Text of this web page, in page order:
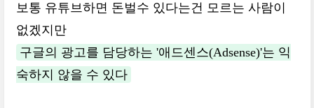
보통 유튜브하면 돈벌수 있다는건 모르는 사람이
없겠지만
구글의 광고를 담당하는 '애드센스(Adsense)'는 익
숙하지 않을 수 있다